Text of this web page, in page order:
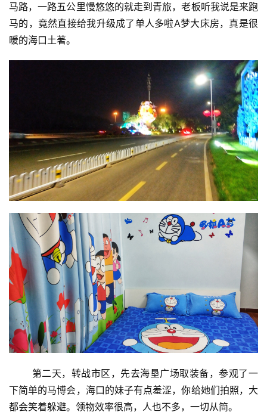
马路，一路五公里慢悠悠的就走到青旅，老板听我说是来跑
马的，竟然直接给我升级成了单人多啦A梦大床房，真是很
暖的海口土著。
第二天，转战市区，先去海垦广场取装备，参观了一
下简单的马博会，海口的妹子有点羞涩，你给她们拍照，大
都会笑着躲避。领物效率很高，人也不多，一切从简。